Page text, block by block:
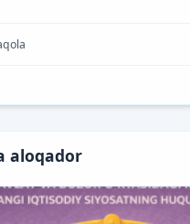
aloqador